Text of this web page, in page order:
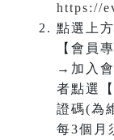
https://
點選上
【會員
→加入
者點選
證碼(為
每3個月